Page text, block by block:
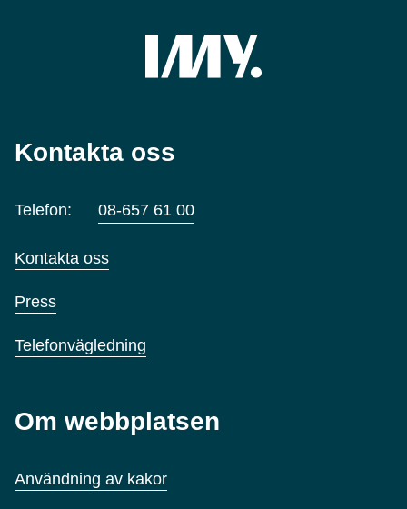
Kontakta oss
Telefon: 08-657 61 00
Kontakta oss
Press
Telefonvägledning
Om webbplatsen
Användning av kakor